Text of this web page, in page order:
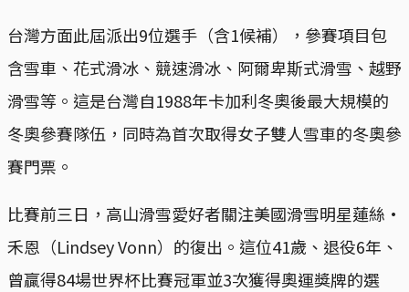
台灣方面此屆派出9位選手（含1候補），參賽項目包
含雪車、花式滑冰、競速滑冰、阿爾卑斯式滑雪、越野
滑雪等。這是台灣自1988年卡加利冬奧後最大規模的
冬奧參賽隊伍，同時為首次取得女子雙人雪車的冬奧參
賽門票。
比賽前三日，高山滑雪愛好者關注美國滑雪明星蓮絲·
禾恩（Lindsey Vonn）的復出。這位41歲、退役6年、
曾贏得84場世界杯比賽冠軍並3次獲得奧運獎牌的選